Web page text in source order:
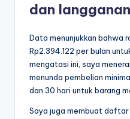
dan
Data menunjukkan bahwa
Rp2.394.122 per bulan
mengatasi ini, saya
menunda pembelian
dan 30 hari untuk barang
Saya juga membuat